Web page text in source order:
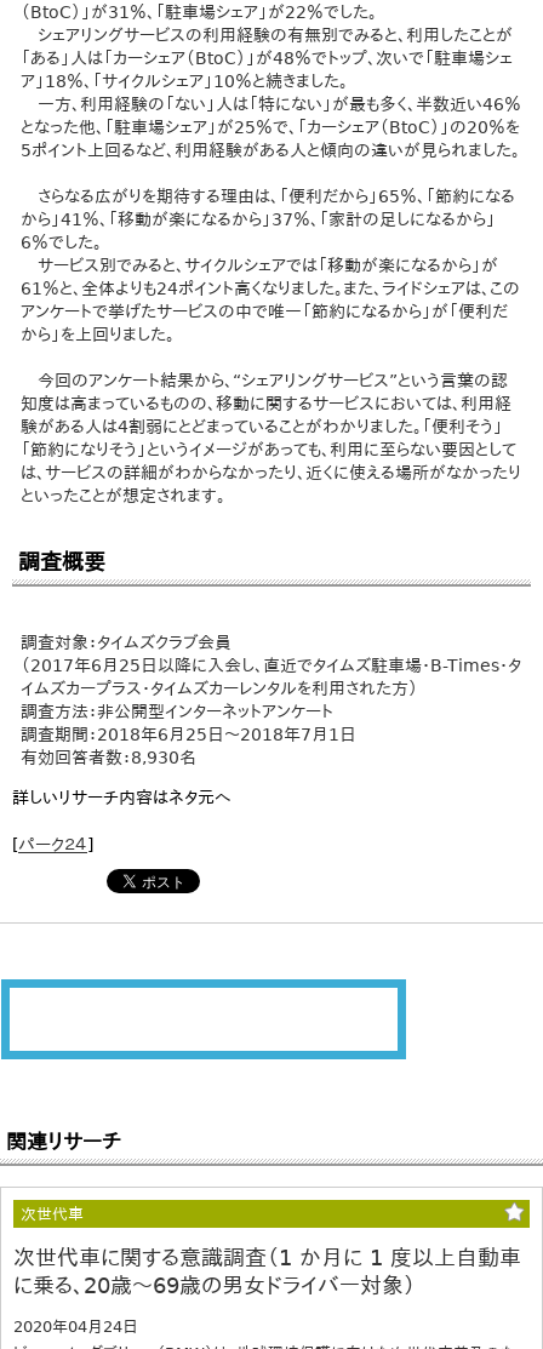
（BtoC）」が31％、「駐車場シェア」が22％でした。
シェアリングサービスの利用経験の有無別でみると、利用したことが
「ある」人は「カーシェア（BtoC）」が48％でトップ、次いで「駐車場シェ
ア」18％、「サイクルシェア」10％と続きました。
一方、利用経験の「ない」人は「特にない」が最も多く、半数近い46％
となった他、「駐車場シェア」が25％で、「カーシェア（BtoC）」の20％を
5ポイント上回るなど、利用経験がある人と傾向の違いが見られました。
さらなる広がりを期待する理由は、「便利だから」65％、「節約になる
から」41％、「移動が楽になるから」37％、「家計の足しになるから」
6％でした。
サービス別でみると、サイクルシェアでは「移動が楽になるから」が
61％と、全体よりも24ポイント高くなりました。また、ライドシェアは、この
アンケートで挙げたサービスの中で唯一「節約になるから」が「便利だ
から」を上回りました。
今回のアンケート結果から、“シェアリングサービス”という言葉の認
知度は高まっているものの、移動に関するサービスにおいては、利用経
験がある人は4割弱にとどまっていることがわかりました。「便利そう」
「節約になりそう」というイメージがあっても、利用に至らない要因として
は、サービスの詳細がわからなかったり、近くに使える場所がなかったり
といったことが想定されます。
調査概要
調査対象：タイムズクラブ会員
（2017年6月25日以降に入会し、直近でタイムズ駐車場・B-Times・タ
イムズカープラス・タイムズカーレンタルを利用された方）
調査方法：非公開型インターネットアンケート
調査期間：2018年6月25日～2018年7月1日
有効回答者数：8,930名
詳しいリサーチ内容はネタ元へ
[パーク２４]
関連リサーチ
次世代車
次世代車に関する意識調査（1 か月に 1 度以上自動車
に乗る、20歳～69歳の男女ドライバー対象）
2020年04月24日